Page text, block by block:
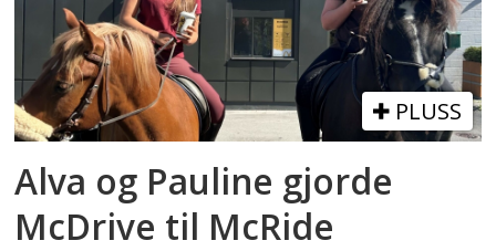
PLUSS
Alva og Pauline gjorde
McDrive til McRide